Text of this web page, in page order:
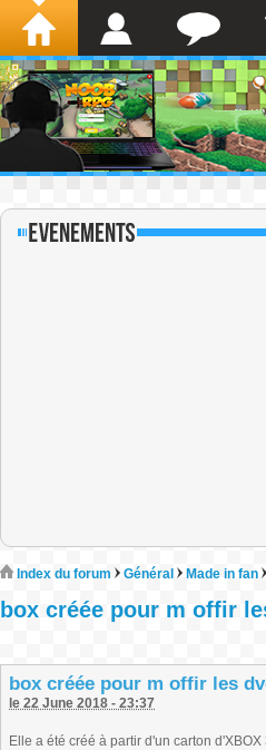
Index du forum Général Made in fan
box créée pour m offir
box créée pour m offir les
le 22 June 2018 - 23:37
Elle a été créé à partir d'un carton d'XBOX